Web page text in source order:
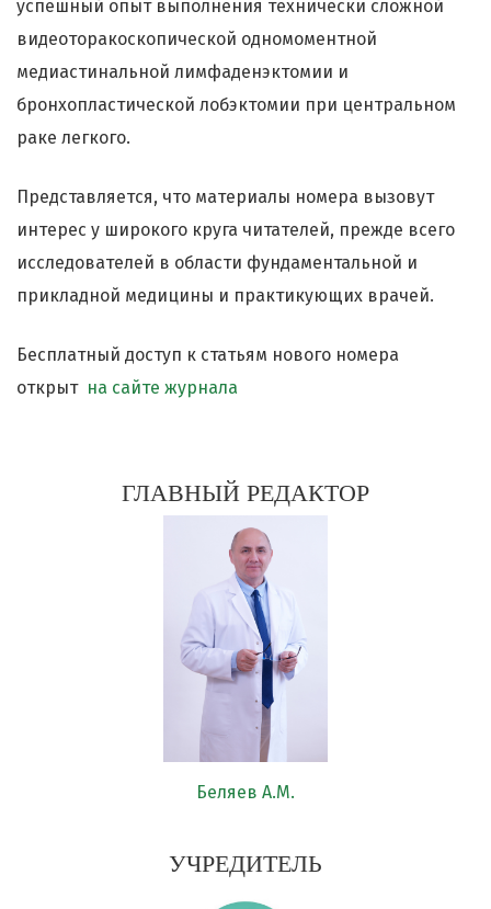
успешный опыт выполнения технически сложной
видеоторакоскопической одномоментной
медиастинальной лимфаденэктомии и
бронхопластической лобэктомии при центральном
раке легкого.
Представляется, что материалы номера вызовут
интерес у широкого круга читателей, прежде всего
исследователей в области фундаментальной и
прикладной медицины и практикующих врачей.
Бесплатный доступ к статьям нового номера
открыт на сайте журнала
ГЛАВНЫЙ РЕДАКТОР
Беляев А.М.
УЧРЕДИТЕЛЬ